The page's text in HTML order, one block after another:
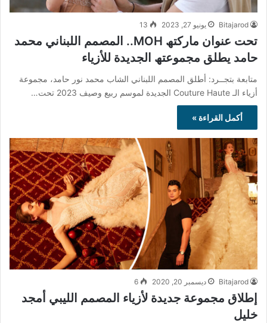
Bitajarod يونيو 27, 2023 13
تحت عنوان ماركتھ MOH.. المصمم اللبناني محمد
حامد یطلق مجموعتھ الجدیدة للأزیاء
متابعة بتجــرد: أطلق المصمم اللبناني الشاب محمد نور حامد، مجموعة
أزیاء الـ Couture Haute الجدیدة لموسم ربیع وصیف 2023 تحت…
أكمل القراءة »
Bitajarod ديسمبر 20, 2020 6
إطلاق مجموعة جديدة لأزياء المصمم الليبي أمجد
خليل